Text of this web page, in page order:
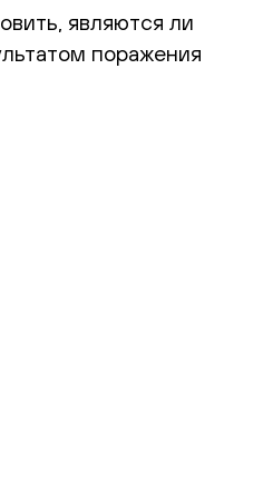
являются ли
поражения